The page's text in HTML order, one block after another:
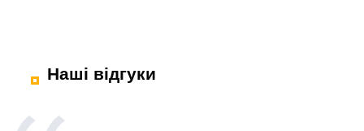
Наші відгуки